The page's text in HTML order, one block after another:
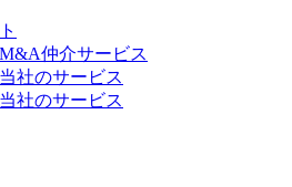
仲介サービス
社のサービス
社のサービス